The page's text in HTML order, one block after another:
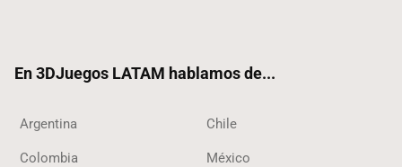
En 3DJuegos LATAM hablamos de...
Argentina Chile
Colombia México